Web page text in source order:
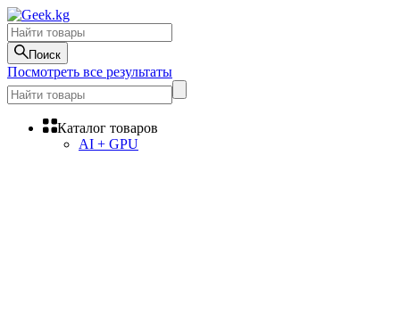
Поиск
Посмотреть все результаты
Каталог товаров
AI + GPU